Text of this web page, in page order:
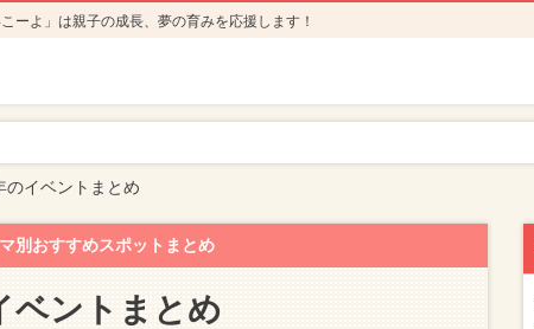
ーよ」は親子の成長、夢の育みを応援します！
のイベントまとめ
別おすすめスポットまとめ
ベントまとめ